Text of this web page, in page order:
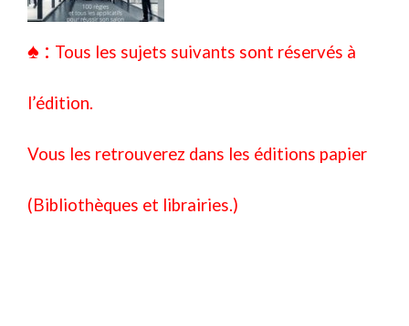
♠ : Tous les sujets suivants sont réservés à
l’édition.
Vous les retrouverez dans les éditions papier
(Bibliothèques et librairies.)